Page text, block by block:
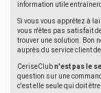
information utile
Si vous vous apprêtez à
vous n'êtes pas satisfait
trouver une solution. Bon
auprès du service client
CeriseClubn'est pas le
question sur une
c'est elle seule qui doit